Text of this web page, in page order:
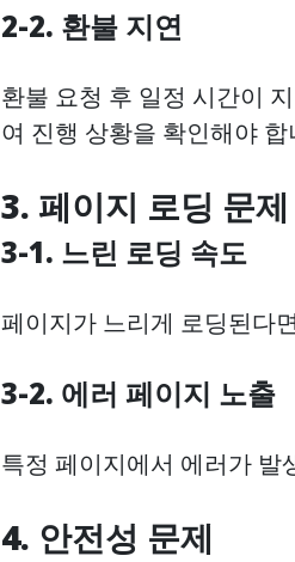
2-2. 환불 지연
환불 요청 후 일정 시간이
여 진행 상황을 확인해야 합
3. 페이지 로딩 문제
3-1. 느린 로딩 속도
페이지가 느리게 로딩된다
3-2. 에러 페이지 노출
특정 페이지에서 에러가 발
4. 안전성 문제